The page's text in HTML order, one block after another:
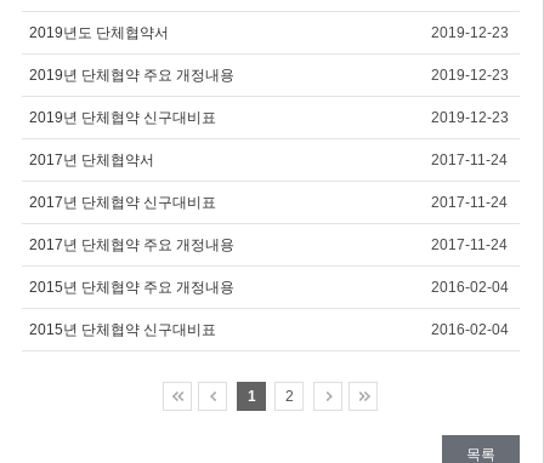
2019년도 단체협약서 2019-12-23
2019년 단체협약 주요 개정내용 2019-12-23
2019년 단체협약 신구대비표 2019-12-23
2017년 단체협약서 2017-11-24
2017년 단체협약 신구대비표 2017-11-24
2017년 단체협약 주요 개정내용 2017-11-24
2015년 단체협약 주요 개정내용 2016-02-04
2015년 단체협약 신구대비표 2016-02-04
1 2
목록